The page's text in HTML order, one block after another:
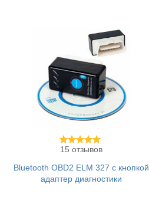
15 отзывов
Bluetooth OBD2 ELM 327 с кнопкой
адаптер диагностики